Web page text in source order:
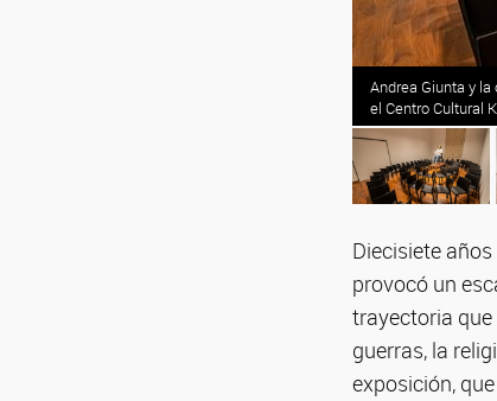
Andrea Giunta y
el Centro Cultural
Diecisiete
provocó un
trayectoria
guerras, la
exposición,